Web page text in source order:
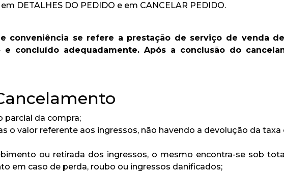
DETALHES DO PEDIDO e em CANCELAR PEDIDO.
conveniência se refere a prestação de serviço de venda
concluído adequadamente. Após a conclusão do
parcial da compra;
o valor referente aos ingressos, não havendo a devolução da
ou retirada dos ingressos, o mesmo encontra-se sob
em caso de perda, roubo ou ingressos danificados;